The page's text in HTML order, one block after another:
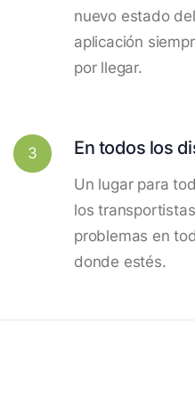
nuevo estado
aplicación
por llegar.
3 En todos los
Un lugar para
los
problemas en
donde estés.